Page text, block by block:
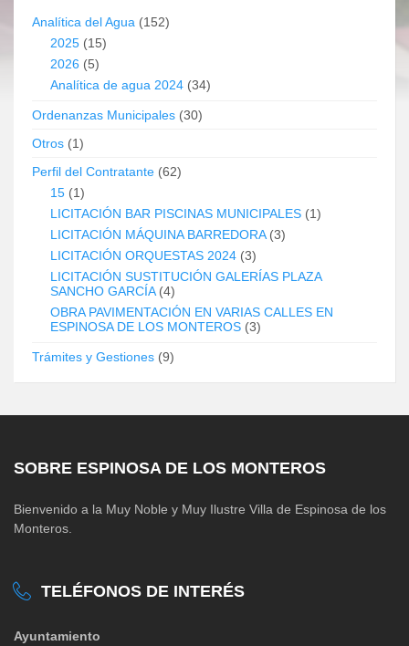
Analítica del Agua (152)
2025 (15)
2026 (5)
Analítica de agua 2024 (34)
Ordenanzas Municipales (30)
Otros (1)
Perfil del Contratante (62)
15 (1)
LICITACIÓN BAR PISCINAS MUNICIPALES (1)
LICITACIÓN MÁQUINA BARREDORA(3)
LICITACIÓN ORQUESTAS 2024 (3)
LICITACIÓN SUSTITUCIÓN GALERÍAS PLAZA
SANCHO GARCÍA(4)
OBRA PAVIMENTACIÓN EN VARIAS CALLES EN
ESPINOSA DE LOS MONTEROS (3)
Trámites y Gestiones (9)
SOBRE ESPINOSA DE LOS MONTEROS
Bienvenido a la Muy Noble y Muy Ilustre Villa de Espinosa de los
Monteros.
TELÉFONOS DE INTERÉS
Ayuntamiento